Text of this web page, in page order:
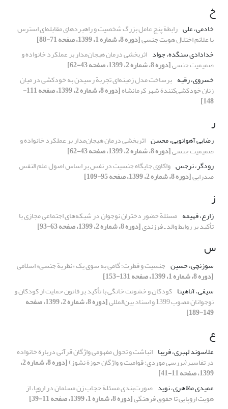
خ
خادمی، علی رابطة پنج عامل بزرگ شخصیت و راهبردهای مقابله‌ای استرس
با علائم اختلال هویت جنسی[دوره 8، شماره 1، 1399، صفحه 71-88]
خدادادی سنگده، جواد اثربخشی درمان هیجان‌مدار بر عملکرد خانواده و
صمیمیت جنسی[دوره 8، شماره 2، 1399، صفحه 43-62]
خسروی، رقیه برساخت مدل زمینه‌ای تجربة رسیدن به خودکشی در میان
زنان خودکشی‌کنندة شهر کرمانشاه [دوره 8، شماره 2، 1399، صفحه 111-
148]
ر
رضایی آهوانویی، محسن اثربخشی درمان هیجان‌مدار بر عملکرد خانواده و
صمیمیت جنسی[دوره 8، شماره 2، 1399، صفحه 43-62]
رودگر، نرجس واکاوی جایگاه جنسیت در نفس بر اساس اصول علم النفس
صدرایی[دوره 8، شماره 2، 1399، صفحه 95-109]
ز
زارع، فهیمه مسئلة حضور دختران نوجوان در شبکه‌های اجتماعی مجازی با
تأکید بر روابط والد ـ فرزندی[دوره 8، شماره 2، 1399، صفحه 63-93]
س
سوزنچی، حسین جنسیت و فطرت؛ گامی به سوی یک «نظریة جنسی» اسلامی
[دوره 8، شماره 1، 1399، صفحه 131-153]
سیفی، آناهیتا کودکان و خشونت خانگی با تأکید بر ﻗﺎﻧﻮن ﺣﻤﺎﯾﺖ از ﮐﻮدﮐﺎن و
ﻧﻮﺟﻮاﻧﺎن ﻣﺼﻮب 1399 و اسناد بین‌المللی [دوره 8، شماره 2، 1399، صفحه
149-189]
ع
علاسوند لهبری، فریبا انباشت و تحول مفهومی واژگان قرآنی دربارة خانواده
در تفاسیر(بررسی موردی: قوامیت و واژگان حوزة نشوز) [دوره 8، شماره 2،
1399، صفحه 11-41]
عمیدی مظاهری، نوید صورت‌بندی مسئلة حجاب زن مسلمان در اروپا، از
هویت اروپایی تا حقوق فرهنگی[دوره 8، شماره 1، 1399، صفحه 11-39]